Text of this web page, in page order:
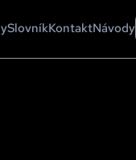
SlovníkKontaktNávody